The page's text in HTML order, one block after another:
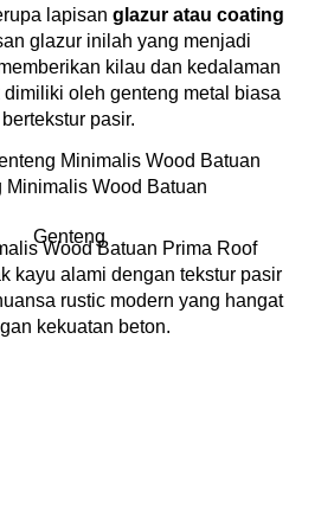
lapisan glazur atau coating
glazur inilah yang menjadi
kilau dan kedalaman
oleh genteng metal biasa
bertekstur pasir.
Minimalis Wood Batuan
Genteng
Wood Batuan Prima Roof
kayu alami dengan tekstur pasir
rustic modern yang hangat
kekuatan beton.